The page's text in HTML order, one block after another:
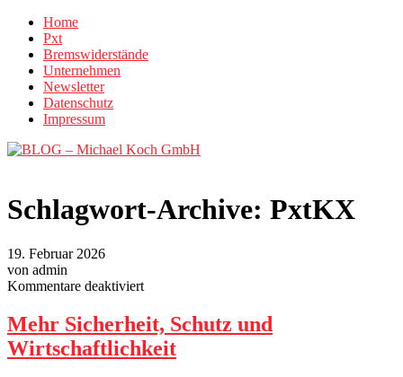
Home
Pxt
Bremswiderstände
Unternehmen
Newsletter
Datenschutz
Impressum
Schlagwort-Archive: PxtKX
19. Februar 2026
von admin
Kommentare deaktiviertfür
Sicherheit,
Schutz
und
Mehr Sicherheit, Schutz und
Wirtschaftlichkeit